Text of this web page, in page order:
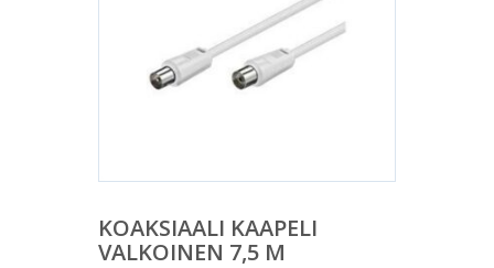
KOAKSIAALI KAAPELI
VALKOINEN 7,5 M